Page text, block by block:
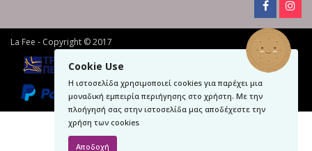
Cookie Use
Η ιστοσελίδα χρησιμοποιεί cookies για παρέχει μια
μοναδική εμπειρία περιήγησης στο χρήστη. Με την
πλοήγησή σας στην ιστοσελίδα μας αποδέχεστε την
χρήση των cookies
Αποδοχή
La Fee - Copyright © 2017